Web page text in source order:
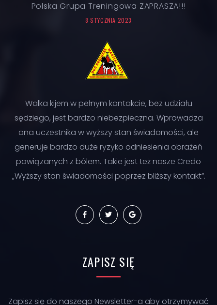
Polska Grupa Treningowa ZAPRASZA!!!
8 STYCZNIA 2023
Walka kijem w pełnym kontakcie, bez udziału
sędziego, jest bardzo niebezpieczna. Wprowadza
ona uczestnika w wyższy stan świadomości, ale
generuje bardzo duże ryzyko odniesienia obrażeń
powiązanych z bólem. Takie jest też nasze Credo
„Wyższy stan świadomości poprzez bliższy kontakt”.
ZAPISZ SIĘ
Zapisz się do naszego Newsletter-a aby otrzymywać